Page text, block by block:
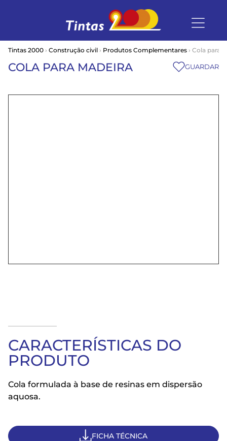
Tintas 2000 › Construção civil › Produtos Complementares › Cola para
COLA PARA MADEIRA GUARDAR
CARACTERÍSTICAS DO
PRODUTO
Cola formulada à base de resinas em dispersão
aquosa.
FICHA TÉCNICA